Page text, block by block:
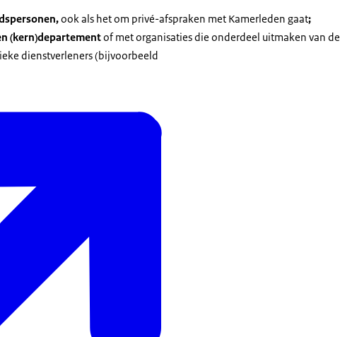
ook als het om privé-afspraken met Kamerleden gaat;
(kern)departementof met organisaties die onderdeel uitmaken van de
dienstverleners (bijvoorbeeld